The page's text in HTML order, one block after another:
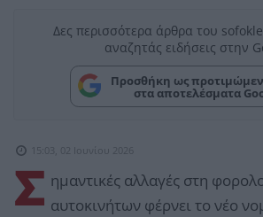
Δες περισσότερα άρθρα του
αναζητάς ειδήσεις στην
Προσθήκη ως
στα αποτελέσματα
15:03, 02 Ιουνίου 2026
Σ ημαντικές αλλαγές στη
αυτοκινήτων φέρνει το νέο